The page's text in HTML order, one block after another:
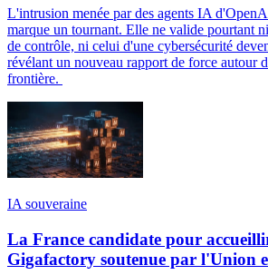
L'intrusion menée par des agents IA
marque un tournant. Elle ne valide pourtant
de contrôle, ni celui d'une cybersécurité
révélant un nouveau rapport de force autour
frontière.
IA souveraine
La France candidate pour
Gigafactory soutenue par l'Union